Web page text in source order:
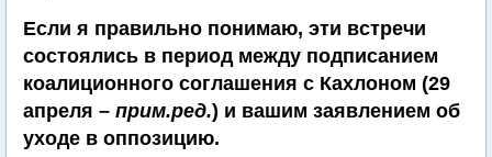
Если я правильно понимаю, эти встречи
состоялись в период между подписанием
коалиционного соглашения с Кахлоном (29
апреля – прим.ред.) и вашим заявлением об
уходе в оппозицию.